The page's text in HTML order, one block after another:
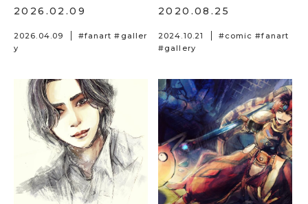
2026.02.09
2026.04.09 #fanart # galler
y
2020.08.25
2024.10.21 #comic #fanart
#gallery